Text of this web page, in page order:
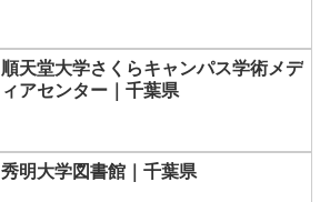
順天堂大学さくらキャンパス学術メデ
ィアセンター｜千葉県
秀明大学図書館｜千葉県